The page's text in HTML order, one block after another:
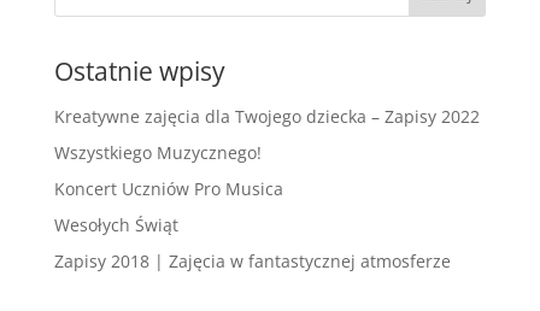
Ostatnie wpisy
Kreatywne zajęcia dla Twojego dziecka – Zapisy 2022
Wszystkiego Muzycznego!
Koncert Uczniów Pro Musica
Wesołych Świąt
Zapisy 2018 | Zajęcia w fantastycznej atmosferze